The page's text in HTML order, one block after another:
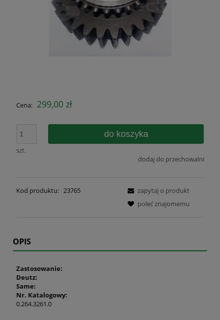
Cena: 299,00 zł
szt.
do koszyka
dodaj do przechowalni
Kod produktu: 23765
zapytaj o produkt
poleć znajomemu
OPIS
Zastosowanie:
Deutz:
Same:
Nr. Katalogowy:
0.264.3261.0